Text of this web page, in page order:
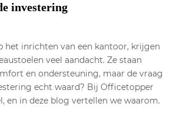
investering
het inrichten van een kantoor, krijgen
veel aandacht. Ze staan
en ondersteuning, maar de vraag
echt waard? Bij Officetopper
en in deze blog vertellen we waarom.